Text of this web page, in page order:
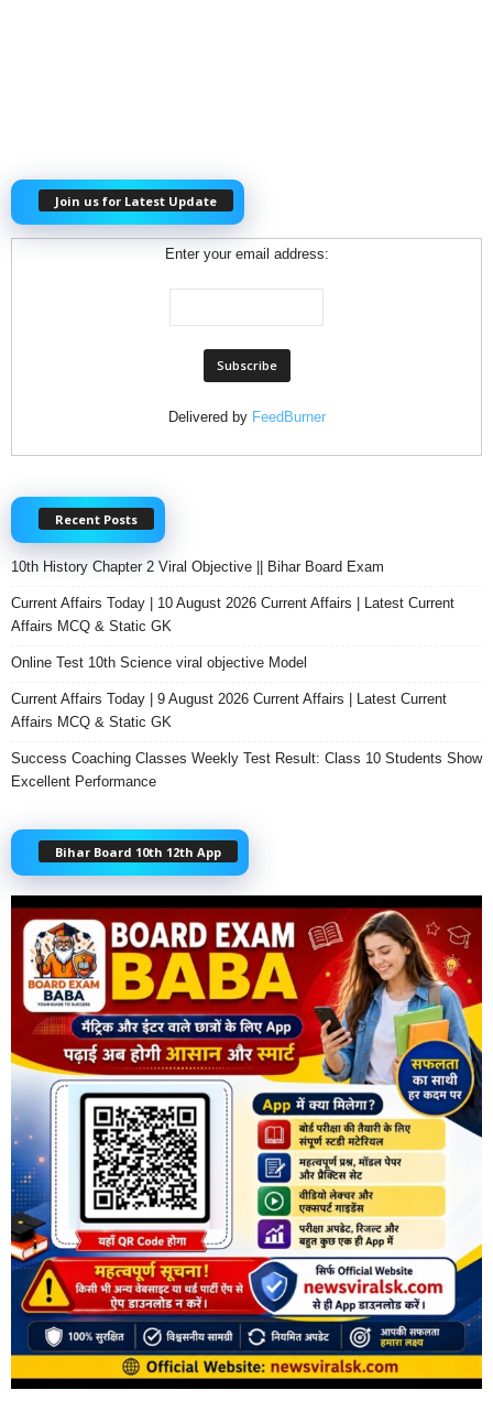
Join us for Latest Update
Enter your email address:
Delivered by FeedBurner
Recent Posts
10th History Chapter 2 Viral Objective || Bihar Board Exam
Current Affairs Today | 10 August 2026 Current Affairs | Latest Current
Affairs MCQ & Static GK
Online Test 10th Science viral objective Model
Current Affairs Today | 9 August 2026 Current Affairs | Latest Current
Affairs MCQ & Static GK
Success Coaching Classes Weekly Test Result: Class 10 Students Show
Excellent Performance
Bihar Board 10th 12th App